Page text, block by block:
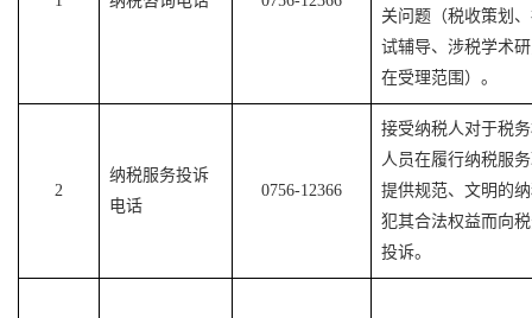
关问题（税收策划
试辅导、涉税学术
在受理范围）。
2
纳税服务投诉
电话
0756-12366
接受纳税人对于税
人员在履行纳税服
提供规范、文明的
犯其合法权益而向
投诉。